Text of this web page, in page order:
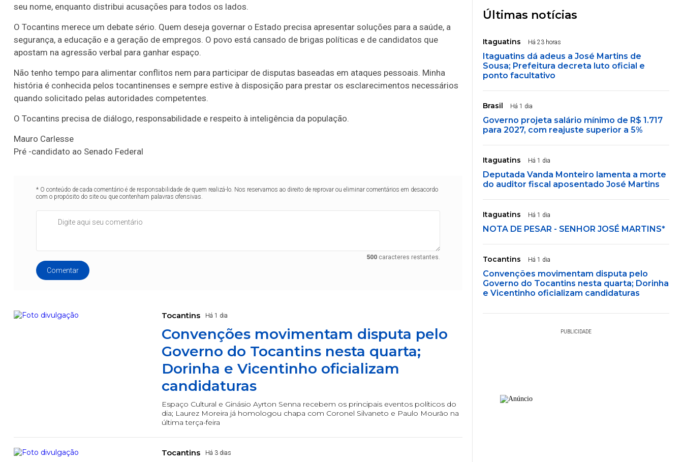
seu nome, enquanto distribui acusações para todos os lados.
O Tocantins merece um debate sério. Quem deseja governar o Estado precisa apresentar soluções para a saúde, a
segurança, a educação e a geração de empregos. O povo está cansado de brigas políticas e de candidatos que
apostam na agressão verbal para ganhar espaço.
Não tenho tempo para alimentar conflitos nem para participar de disputas baseadas em ataques pessoais. Minha
história é conhecida pelos tocantinenses e sempre estive à disposição para prestar os esclarecimentos necessários
quando solicitado pelas autoridades competentes.
O Tocantins precisa de diálogo, responsabilidade e respeito à inteligência da população.
Mauro Carlesse
Pré -candidato ao Senado Federal
* O conteúdo de cada comentário é de responsabilidade de quem realizá-lo. Nos reservamos ao direito de reprovar ou eliminar comentários em desacordo
com o propósito do site ou que contenham palavras ofensivas.
500caracteres restantes.
Comentar
Tocantins Há 1 dia
Convenções movimentam disputa pelo
Governo do Tocantins nesta quarta;
Dorinha e Vicentinho oficializam
candidaturas
Espaço Cultural e Ginásio Ayrton Senna recebem os principais eventos políticos do
dia; Laurez Moreira já homologou chapa com Coronel Silvaneto e Paulo Mourão na
última terça-feira
Tocantins Há 3 dias
Últimas notícias
Itaguatins Há 23 horas
Itaguatins dá adeus a José Martins de
Sousa; Prefeitura decreta luto oficial e
ponto facultativo
Brasil Há 1 dia
Governo projeta salário mínimo de R$ 1.717
para 2027, com reajuste superior a 5%
Itaguatins Há 1 dia
Deputada Vanda Monteiro lamenta a morte
do auditor fiscal aposentado José Martins
Itaguatins Há 1 dia
NOTA DE PESAR - SENHOR JOSÉ MARTINS*
Tocantins Há 1 dia
Convenções movimentam disputa pelo
Governo do Tocantins nesta quarta; Dorinha
e Vicentinho oficializam candidaturas
PUBLICIDADE